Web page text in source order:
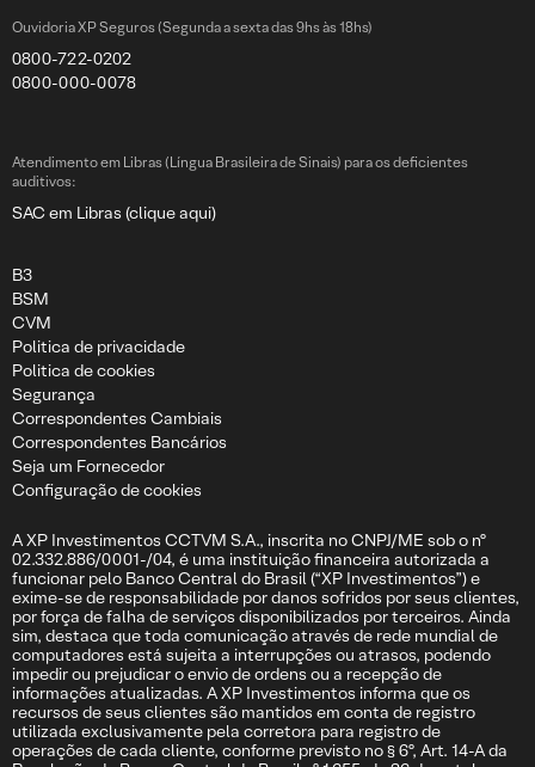
Ouvidoria XP Seguros (Segunda a sexta das 9hs às 18hs)
0800-722-0202
0800-000-0078
Atendimento em Libras (Língua Brasileira de Sinais) para os deficientes
auditivos:
SAC em Libras (clique aqui)
B3
BSM
CVM
Politica de privacidade
Politica de cookies
Segurança
Correspondentes Cambiais
Correspondentes Bancários
Seja um Fornecedor
Configuração de cookies
A XP Investimentos CCTVM S.A., inscrita no CNPJ/ME sob o nº
02.332.886/0001-/04, é uma instituição financeira autorizada a
funcionar pelo Banco Central do Brasil (“XP Investimentos”) e
exime-se de responsabilidade por danos sofridos por seus clientes,
por força de falha de serviços disponibilizados por terceiros. Ainda
sim, destaca que toda comunicação através de rede mundial de
computadores está sujeita a interrupções ou atrasos, podendo
impedir ou prejudicar o envio de ordens ou a recepção de
informações atualizadas. A XP Investimentos informa que os
recursos de seus clientes são mantidos em conta de registro
utilizada exclusivamente pela corretora para registro de
operações de cada cliente, conforme previsto no § 6º, Art. 14-A da